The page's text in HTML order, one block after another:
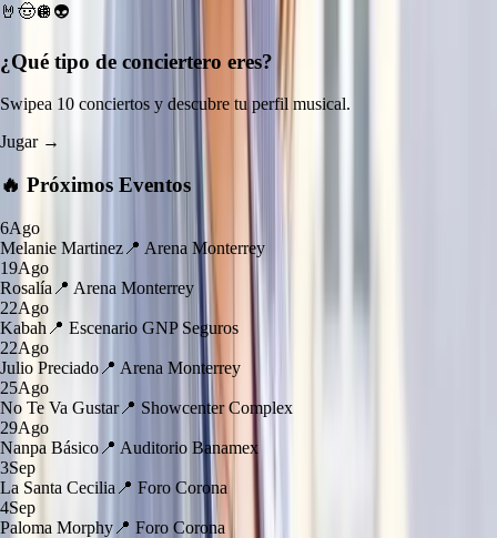
🤘 🤠🪩 👽
¿Qué tipo de conciertero eres?
Swipea 10 conciertos y descubre tu perfil musical.
Jugar →
🔥 Próximos Eventos
6Ago
Melanie Martinez 📍 Arena Monterrey
19Ago
Rosalía 📍 Arena Monterrey
22Ago
Kabah 📍 Escenario GNP Seguros
22Ago
Julio Preciado 📍 Arena Monterrey
25Ago
No Te Va Gustar📍 Showcenter Complex
29Ago
Nanpa Básico 📍 Auditorio Banamex
3Sep
La Santa Cecilia 📍 Foro Corona
4Sep
Paloma Morphy 📍 Foro Corona